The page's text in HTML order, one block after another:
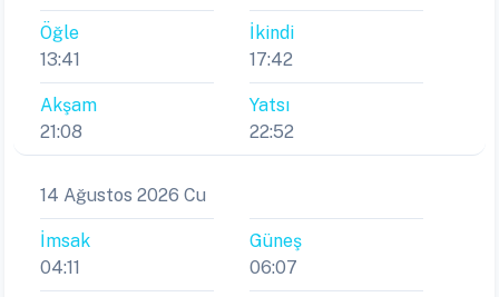
Öğle
13:41
İkindi
17:42
Akşam
21:08
Yatsı
22:52
14 Ağustos 2026 Cu
İmsak
04:11
Güneş
06:07